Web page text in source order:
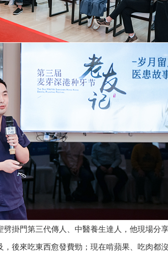
門第三代傳人、中醫養生達人，他現場分
後來吃東西愈發費勁；現在啃蘋果、吃肉都